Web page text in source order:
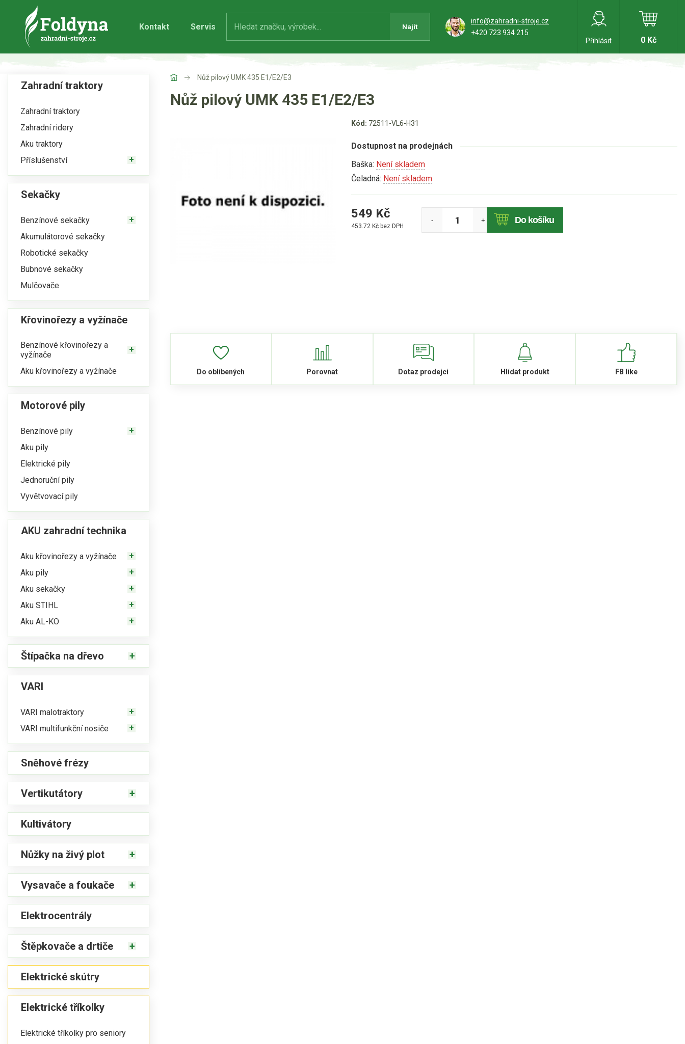
Kontakt Servis Najít
info@zahradni-stroje.cz
+420 723 934 215
Přihlásit
0 Kč
Zahradní traktory
Zahradní traktory
Zahradní ridery
Aku traktory
Příslušenství
Sekačky
Benzínové sekačky
Akumulátorové sekačky
Robotické sekačky
Bubnové sekačky
Mulčovače
Křovinořezy a vyžínače
Benzínové křovinořezy a
vyžínače
Aku křovinořezy a vyžínače
Motorové pily
Benzínové pily
Aku pily
Elektrické pily
Jednoruční pily
Vyvětvovací pily
AKU zahradní technika
Aku křovinořezy a vyžínače
Aku pily
Aku sekačky
Aku STIHL
Aku AL-KO
Štípačka na dřevo
VARI
VARI malotraktory
VARI multifunkční nosiče
Sněhové frézy
Vertikutátory
Kultivátory
Nůžky na živý plot
Vysavače a foukače
Elektrocentrály
Štěpkovače a drtiče
Elektrické skútry
Elektrické tříkolky
Elektrické tříkolky pro seniory
Nůž pilový UMK 435 E1/E2/E3
Nůž pilový UMK 435 E1/E2/E3
Kód: 72511-VL6-H31
Dostupnost na prodejnách
Baška: Není skladem
Čeladná: Není skladem
549 Kč
453.72 Kč bez DPH
- + Do košíku
Do oblíbených Porovnat Dotaz prodejci Hlídat produkt FB like